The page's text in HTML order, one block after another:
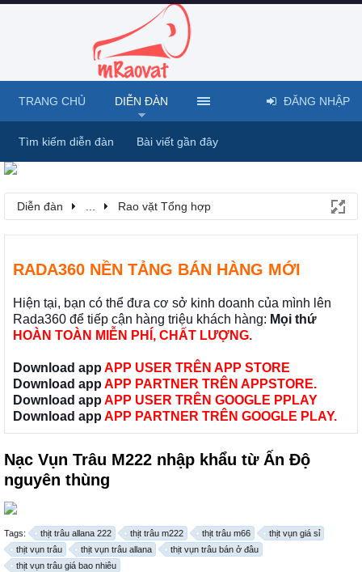
Diễn đàn Rao vặt Tổng hợp
RADA360 NỀN TẢNG BÁN HÀNG MỚI
Hiện tại, bạn có thể đưa cơ sở kinh doanh của mình lên
Rada360 để tiếp cận hàng triệu khách hàng: Mọi thứ
HOÀN TOÀN MIỄN PHÍ, CHẤT LƯỢNG.
Download app APP USER TRÊN APP STORE
Download app APP PARTNER TRÊN APPSTORE.
Download app APP USER TRÊN GOOGLE PPLAY
Download app APP PARTNER TRÊN GOOGLE PLAY.
Nạc Vụn Trâu M222 nhập khẩu từ Ấn Độ
nguyên thùng
Tags: thịt trâu allana 222 thịt trâu m222 thịt trâu m66
thịt vụn giá sỉ
thịt vụn trâu
thịt vụn trâu allana
thịt vụn trâu bán ở đâu
thịt vụn trâu giá bao nhiêu
TRANG CHỦ DIỄN ĐÀN
Tìm kiếm diễn đàn Bài viết gần đây
ĐĂNG NHẬP